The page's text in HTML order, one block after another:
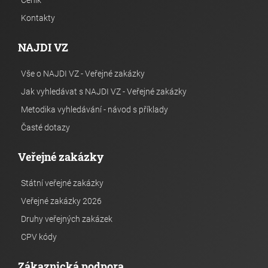
Kontakty
NAJDI VZ
Vše o NAJDI VZ - Veřejné zakázky
Jak vyhledávat s NAJDI VZ - Veřejné zakázky
Metodika vyhledávání - návod s příklady
Časté dotazy
Veřejné zakázky
Státní veřejné zakázky
Veřejné zakázky 2026
Druhy veřejných zakázek
CPV kódy